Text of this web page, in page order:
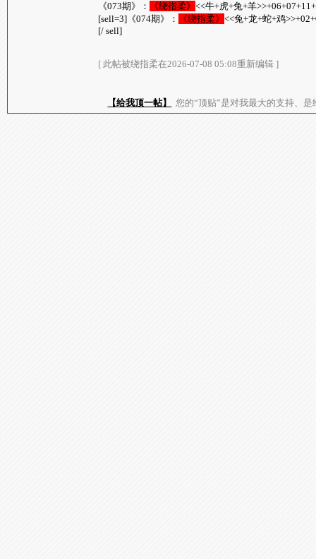
《073期》：
《绕指柔》 <<牛+虎+兔+羊
[sell=3]《074期》：
《绕指柔》 <<兔+龙+蛇+鸡
[/ sell]
[ 此帖被绕指柔在2026-07-08 05:08重新编辑 ]
【给我顶一帖】 您的“顶贴”是对我最大的支持、